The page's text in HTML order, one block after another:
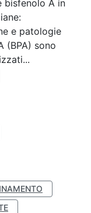
bisfenolo A in
e patologie
(BPA) sono